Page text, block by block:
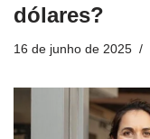
dólares?
16 de junho de 2025